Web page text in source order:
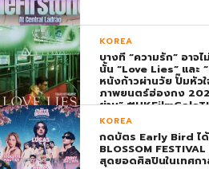
KOREA
บางที “ความรัก” อาจ
นั้น “Love Lies” และ
หนังก้าวผ่านวัย ปั๊มหัวใ
ภาพยนตร์ฮ่องกง
ย่าน”
KOREA
กดบัตร Early Bird ไ
BLOSSOM
สุดยอดศิลปินในเทศก